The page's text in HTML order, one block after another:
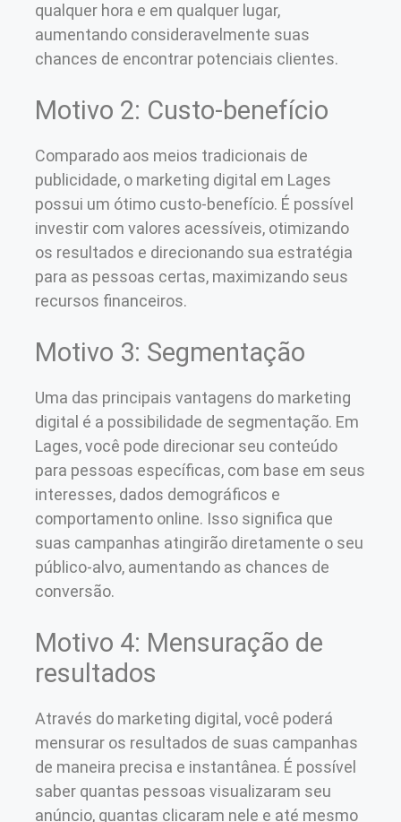
qualquer hora e em qualquer lugar,
aumentando consideravelmente suas
chances de encontrar potenciais clientes.
Motivo 2: Custo-benefício
Comparado aos meios tradicionais de
publicidade, o marketing digital em Lages
possui um ótimo custo-benefício. É possível
investir com valores acessíveis, otimizando
os resultados e direcionando sua estratégia
para as pessoas certas, maximizando seus
recursos financeiros.
Motivo 3: Segmentação
Uma das principais vantagens do marketing
digital é a possibilidade de segmentação. Em
Lages, você pode direcionar seu conteúdo
para pessoas específicas, com base em seus
interesses, dados demográficos e
comportamento online. Isso significa que
suas campanhas atingirão diretamente o seu
público-alvo, aumentando as chances de
conversão.
Motivo 4: Mensuração de
resultados
Através do marketing digital, você poderá
mensurar os resultados de suas campanhas
de maneira precisa e instantânea. É possível
saber quantas pessoas visualizaram seu
anúncio, quantas clicaram nele e até mesmo